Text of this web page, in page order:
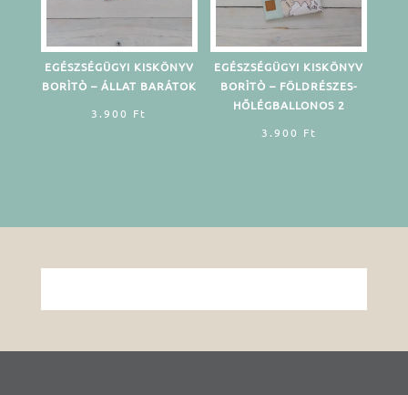
EGÉSZSÉGÜGYI KISKÖNYV
BORÌTÒ – ÁLLAT BARÁTOK
3.900 Ft
EGÉSZSÉGÜGYI KISKÖNYV
BORÌTÒ – FÖLDRÉSZES-
HŐLÉGBALLONOS 2
3.900 Ft